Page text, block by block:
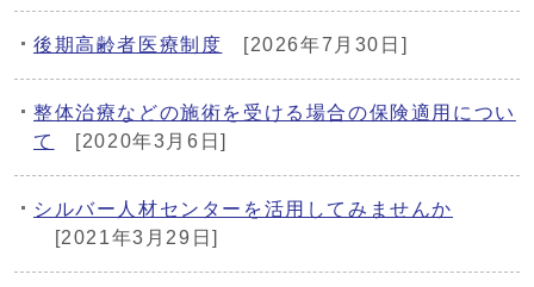
後期高齢者医療制度 [2026年7月30日]
整体治療などの施術を受ける場合の保険適用につい
て
[2020年3月6日]
シルバー人材センターを活用してみませんか
[2021年3月29日]